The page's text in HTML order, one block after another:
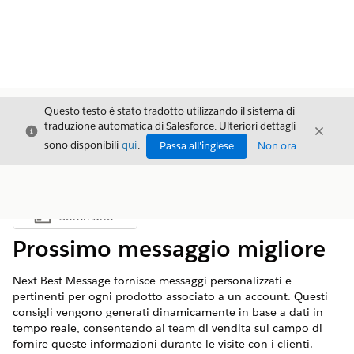
Chiudi
Questo testo è stato tradotto utilizzando il sistema di
traduzione automatica di Salesforce. Ulteriori dettagli
sono disponibili qui. Passa all'inglese Non ora
Chiudi
Mostra sommario
Sommario
Prossimo messaggio migliore
Next Best Message fornisce messaggi personalizzati e
pertinenti per ogni prodotto associato a un account. Questi
consigli vengono generati dinamicamente in base a dati in
tempo reale, consentendo ai team di vendita sul campo di
fornire queste informazioni durante le visite con i clienti.